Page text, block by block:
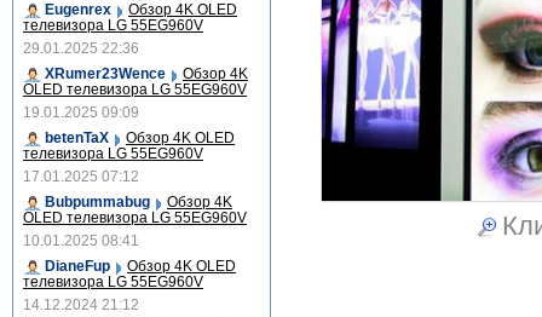
Eugenrex
Обзор 4K OLED
телевизора LG 55EG960V
29.01.2025 22:36
XRumer23Wence
Обзор 4K
OLED телевизора LG 55EG960V
19.01.2025 09:09
betenTaX
Обзор 4K OLED
телевизора LG 55EG960V
17.01.2025 07:12
Bubpummabug
Обзор 4K
OLED телевизора LG 55EG960V
10.01.2025 08:41
DianeFup
Обзор 4K OLED
телевизора LG 55EG960V
14.12.2024 21:12